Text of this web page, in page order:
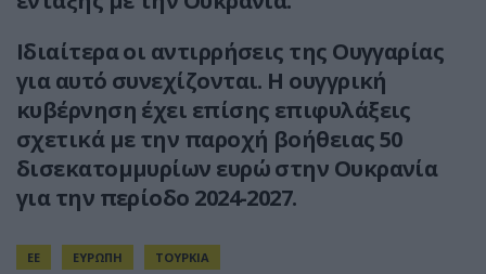
Ιδιαίτερα οι αντιρρήσεις της Ουγγαρίας
για αυτό συνεχίζονται. Η ουγγρική
κυβέρνηση έχει επίσης επιφυλάξεις
σχετικά με την παροχή βοήθειας 50
δισεκατομμυρίων ευρώ στην Ουκρανία
για την περίοδο 2024-2027.
ΕΕ ΕΥΡΩΠΗ ΤΟΥΡΚΙΑ